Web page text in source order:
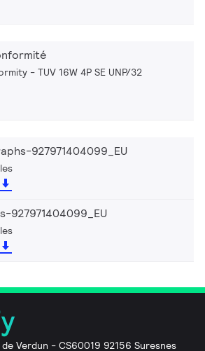
- TUV 16W 4P SE UNP/32
927971404099_EU
927971404099_EU
Verdun - CS60019 92156 Suresnes